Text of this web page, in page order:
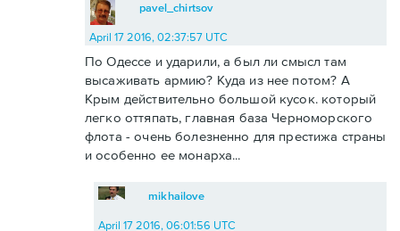
pavel_chirtsov
April 17 2016, 02:37:57 UTC
По Одессе и ударили, а был ли смысл там
высаживать армию? Куда из нее потом? А
Крым действительно большой кусок. который
легко оттяпать, главная база Черноморского
флота - очень болезненно для престижа страны
и особенно ее монарха...
mikhailove
April 17 2016, 06:01:56 UTC